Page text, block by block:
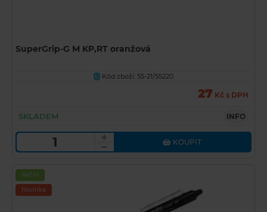
SuperGrip-G M KP,RT oranžová
U Kód zboží: 55-21/55220
27 Kč s DPH
SKLADEM INFO
KOUPIT
Akční
Novinka